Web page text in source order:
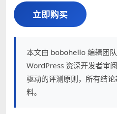
立即购买
本文由 bobohello 编辑团
WordPress 资深开发者审
驱动的评测原则，所有结
料。